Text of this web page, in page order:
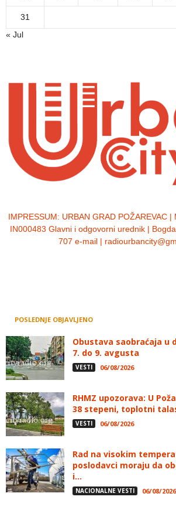
31
« Jul
IMPRESSUM: URBAN GRAD POŽAREVAC |
IN000483 Glavni i odgovorni urednik |
707 e-mail |
POSLEDNJE OBJAVLJENO
Obustava saobraćaja u
7. do 9. avgusta
VESTI 06/08/2026
RHMZ upozorava: U
38 stepeni, toplotni
VESTI 06/08/2026
Rad na visokim
poslodavci moraju da
i...
NACIONALNE VESTI 06/08/2026